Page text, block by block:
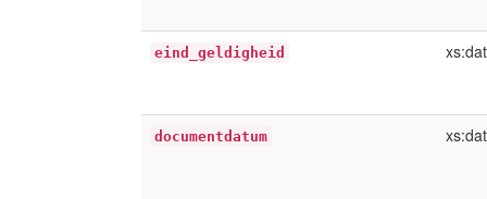
eind_geldigheid
documentdatum